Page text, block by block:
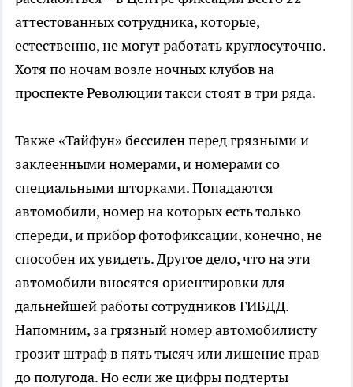
аттестованных сотрудника, которые,
естественно, не могут работать круглосуточно.
Хотя по ночам возле ночных клубов на
проспекте Революции такси стоят в три ряда.
Также «Тайфун» бессилен перед грязными и
заклеенными номерами, и номерами со
специальными шторками. Попадаются
автомобили, номер на которых есть только
спереди, и прибор фотофиксации, конечно, не
способен их увидеть. Другое дело, что на эти
автомобили вносятся ориентировки для
дальнейшей работы сотрудников ГИБДД.
Напомним, за грязный номер автомобилисту
грозит штраф в пять тысяч или лишение прав
до полугода. Но если же цифры подтерты